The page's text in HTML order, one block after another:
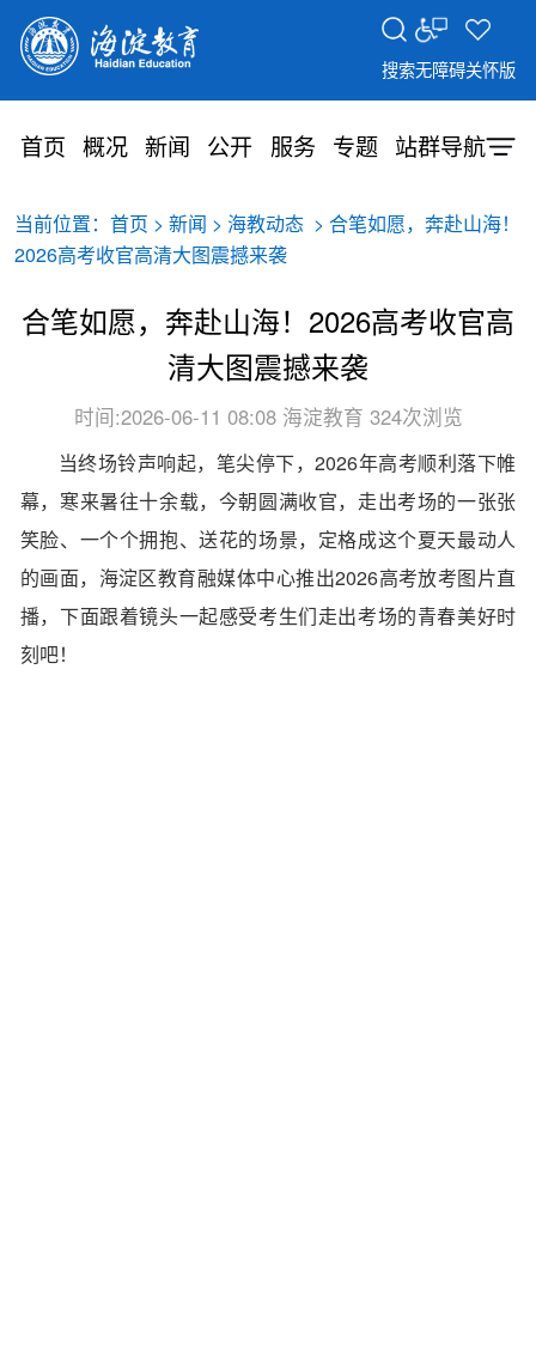
搜索无障碍关怀版
首页 概况 新闻 公开 服务 专题 站群导航
当前位置： 首页 > 新闻 > 海教动态> 合笔如愿，奔赴山海！
2026高考收官高清大图震撼来袭
合笔如愿，奔赴山海！2026高考收官高
清大图震撼来袭
时间:2026-06-11 08:08 海淀教育 324次浏览
当终场铃声响起， 笔尖停下，2026年高考顺利落下帷
幕， 寒来暑往十余载， 今朝圆满收官， 走出考场的一张张
笑脸、 一个个拥抱、送花的场景， 定格成这个夏天最动人
的画面， 海淀区教育融媒体中心推出2026高考放考图片直
播， 下面跟着镜头一起感受考生们走出考场的青春美好时
刻吧！